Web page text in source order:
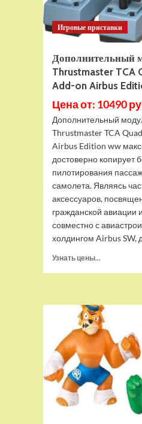
Игровые приставки
Дополнительный
Thrustmaster TCA
Add-on Airbus
Цена от: 10490
Дополнительный
Thrustmaster TCA
Airbus Edition ww
достоверно копирует
пилотирования
самолета. Являясь
аксессуаров,
гражданской авиации
совместно с
холдингом Airbus SW,
Узнать цены...
Thrustmaster
TCA
Quadrant
Add-
on
Airbus
Edition
ww